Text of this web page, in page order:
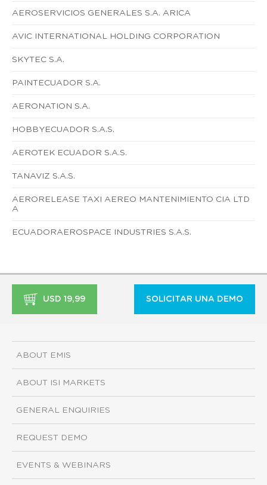
AEROSERVICIOS GENERALES S.A. ARICA
AVIC INTERNATIONAL HOLDING CORPORATION
SKYTEC S.A.
PAINTECUADOR S.A.
AERONATION S.A.
HOBBYECUADOR S.A.S.
AEROTEK ECUADOR S.A.S.
TANAVIZ S.A.S.
AERORELEASE TAXI AEREO MANTENIMIENTO CIA LTD
A
ECUADORAEROSPACE INDUSTRIES S.A.S.
USD 19,99 SOLICITAR UNA DEMO
ABOUT EMIS
ABOUT ISI MARKETS
GENERAL ENQUIRIES
REQUEST DEMO
EVENTS & WEBINARS